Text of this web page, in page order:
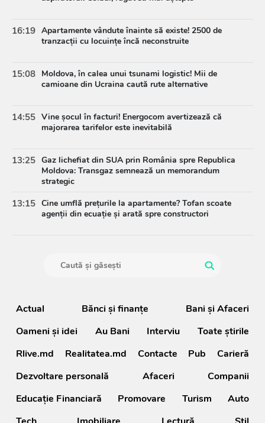
16:19 Apartamente vândute înainte să existe! 2500 de
tranzacții cu locuințe încă neconstruite
15:08 Moldova, în calea unui tsunami logistic! Mii de
camioane din Ucraina caută rute alternative
14:55 Vine șocul în facturi! Energocom avertizează că
majorarea tarifelor este inevitabilă
13:25 Gaz lichefiat din SUA prin România spre Republica
Moldova: Transgaz semnează un memorandum
strategic
13:15 Cine umflă prețurile la apartamente? Tofan scoate
agenții din ecuație și arată spre constructori
Actual Bănci şi finanţe
Bani și Afaceri
Oameni şi idei
Au Bani Interviu
Toate știrile
Rlive.md
Realitatea.md Contacte Pub
Carieră
Dezvoltare personală
Afaceri
Companii
Educație Financiară
Promovare Turism
Auto